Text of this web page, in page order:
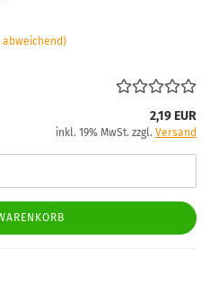
abweichend)
2,19 EUR
inkl. 19% MwSt. zzgl. Versand